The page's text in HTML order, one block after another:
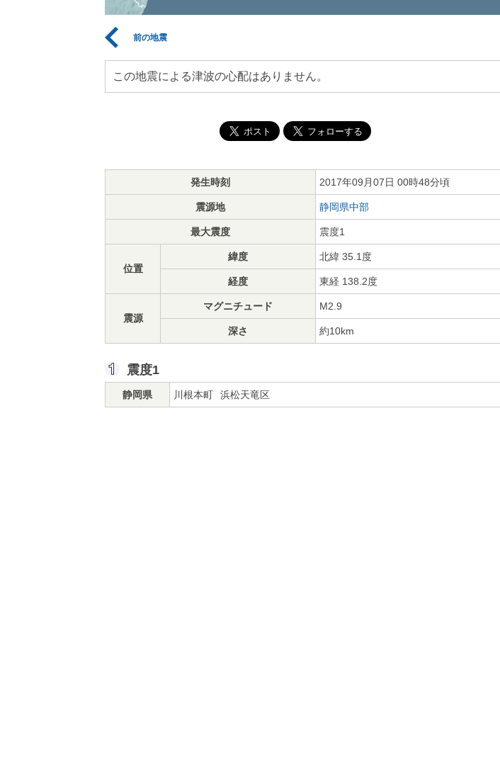
前の地震
この地震による津波の心配はありません。
発生時刻 2017年09月07日 00時48分頃
震源地 静岡県中部
最大震度 震度1
位置
緯度 北緯 35.1度
経度 東経 138.2度
震源
マグニチュード M2.9
深さ 約10km
震度1
静岡県 川根本町 浜松天竜区